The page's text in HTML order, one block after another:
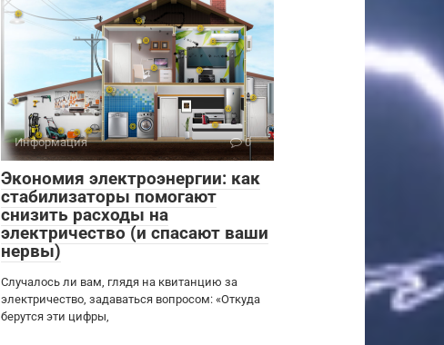
Информация 0
Экономия электроэнергии: как
стабилизаторы помогают
снизить расходы на
электричество (и спасают ваши
нервы)
Случалось ли вам, глядя на квитанцию за
электричество, задаваться вопросом: «Откуда
берутся эти цифры,